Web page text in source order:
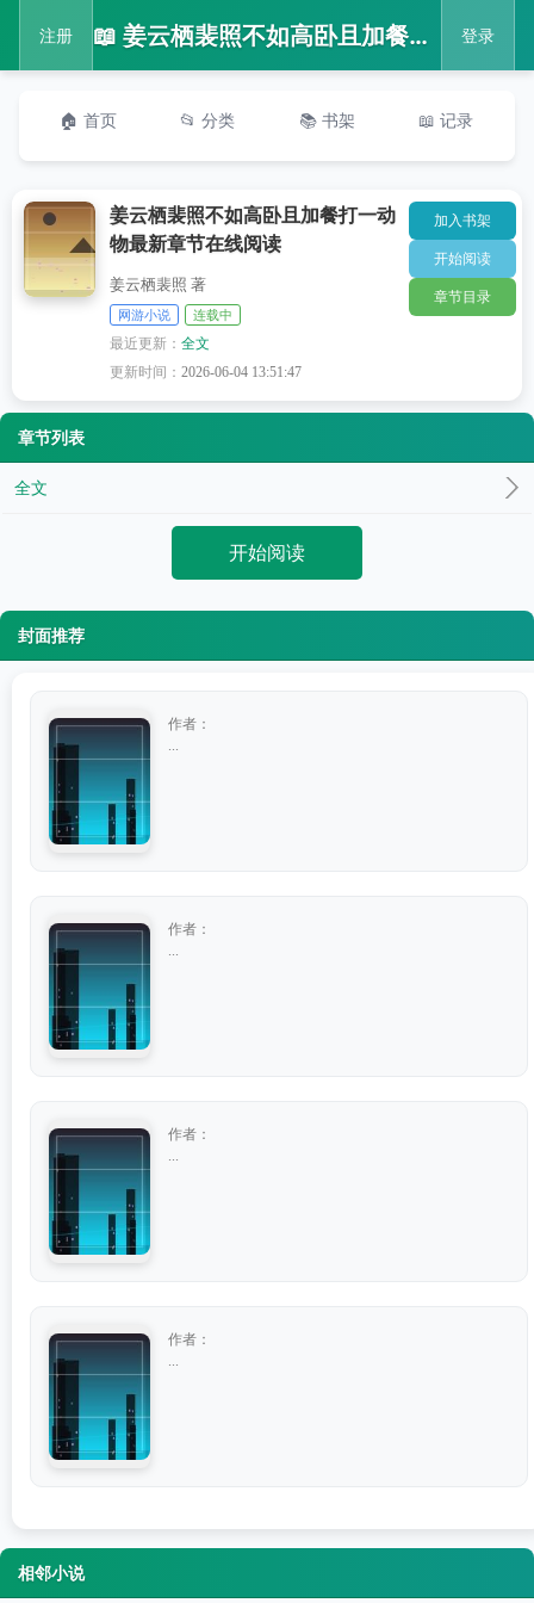
注册 📖 姜云栖裴照不如高卧且加餐打一动物最新章节在线阅读 登录
🏠 首页 📂 分类 📚 书架 📖 记录
姜云栖裴照不如高卧且加餐打一动
物最新章节在线阅读
姜云栖裴照 著
网游小说 连载中
最近更新：全文
更新时间：2026-06-04 13:51:47
加入书架
开始阅读
章节目录
章节列表
全文
开始阅读
封面推荐
作者：
作者：
作者：
作者：
相邻小说